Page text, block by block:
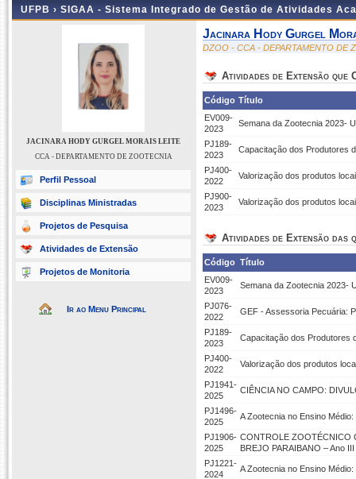
UFPB › SIGAA - Sistema Integrado de Gestão de Atividades
JACINARA HODY GURGEL MORAIS LEITE
CCA - DEPARTAMENTO DE ZOOTECNIA
Perfil Pessoal
Disciplinas Ministradas
Projetos de Pesquisa
Atividades de Extensão
Projetos de Monitoria
Ir ao Menu Principal
Jacinara Hody Gurgel
DZOO - CCA - DEPARTAMENTO DE
Atividades de Extensão que
Código Título
EV009-
2023
Semana da Zootecnia 2023-
PJ189-
2023
Capacitação dos Produtores
PJ400-
2022
Valorização dos produtos
PJ900-
2023
Valorização dos produtos
Atividades de Extensão das
Código Título
EV009-
2023
Semana da Zootecnia 2023-
PJ076-
2022
GEF - Assessoria Pecuária:
PJ189-
2023
Capacitação dos Produtores
PJ400-
2022
Valorização dos produtos
PJ1941-
2025
CIÊNCIA NO CAMPO:
PJ1496-
2025
A Zootecnia no Ensino
PJ1906-
2025
CONTROLE ZOOTÉCNICO
BREJO PARAIBANO – Ano III
PJ1221-
2024
A Zootecnia no Ensino